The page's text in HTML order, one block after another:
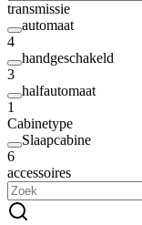
transmissie
automaat
4
handgeschakeld
3
halfautomaat
1
Cabinetype
Slaapcabine
6
accessoires